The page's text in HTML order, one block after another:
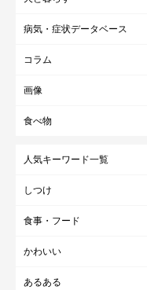
病気・症状データベース
コラム
画像
食べ物
人気キーワード一覧
しつけ
食事・フード
かわいい
あるある